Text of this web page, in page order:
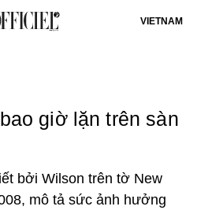
VIETNAM
giờ lặn trên sàn
bởi Wilson trên tờ New
mô tả sức ảnh hưởng